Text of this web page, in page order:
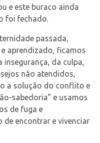
e este buraco ainda
foi fechado.
passada,
aprendizado, ficamos
insegurança, da culpa,
não atendidos,
a solução do conflito e
sabedoria” e usamos
de fuga e
de encontrar e vivenciar